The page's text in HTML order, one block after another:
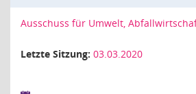
Ausschuss für Umwelt,
Letzte Sitzung: 03.03.2020